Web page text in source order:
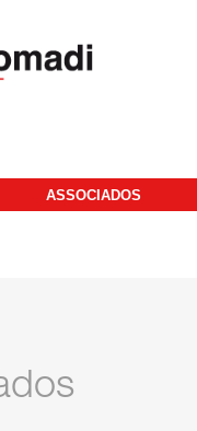
ASSOCIADOS